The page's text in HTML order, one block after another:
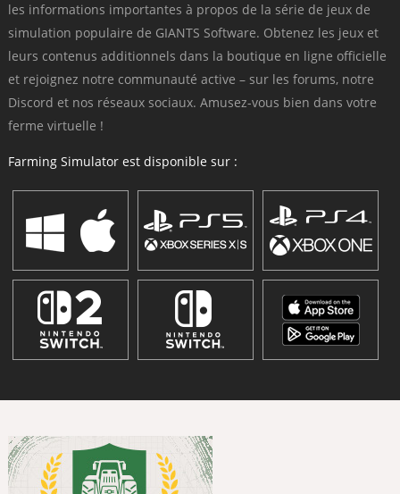
les informations importantes à propos de la série de jeux de
simulation populaire de GIANTS Software. Obtenez les jeux et
leurs contenus additionnels dans la boutique en ligne officielle
et rejoignez notre communauté active – sur les forums, notre
Discord et nos réseaux sociaux. Amusez-vous bien dans votre
ferme virtuelle !
Farming Simulator est disponible sur :